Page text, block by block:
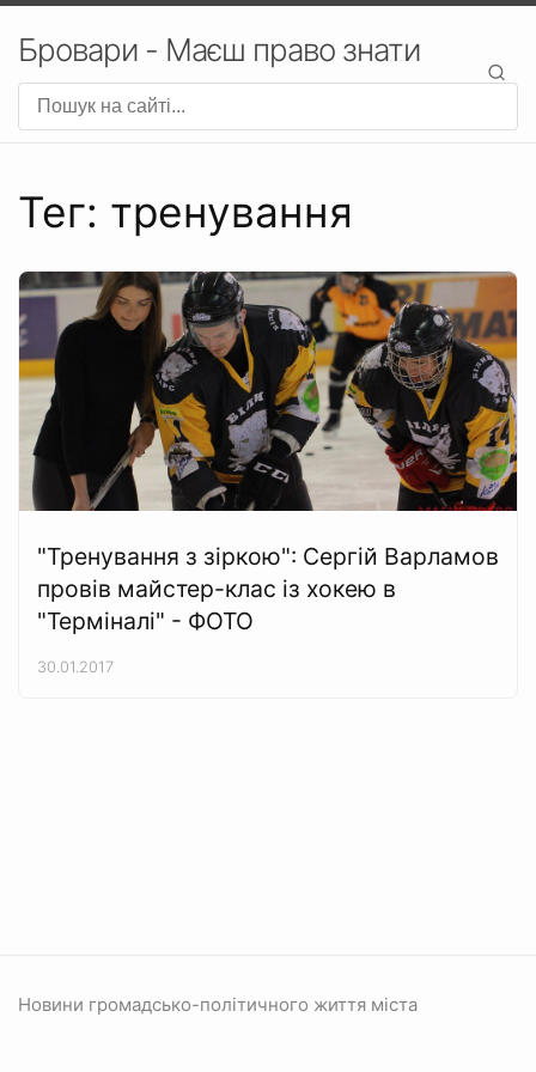
Бровари - Маєш право знати
Тег: тренування
"Тренування з зіркою": Сергій Варламов
провів майстер-клас із хокею в
"Терміналі" - ФОТО
30.01.2017
Новини громадсько-політичного життя міста